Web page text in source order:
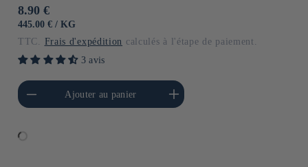
Prix
habituel
8.90 €
PRIX
445.00 € / PAR
KG
TTC. Frais d'expédition calculés à l'étape de paiement.
3 avis
quantité de Default
Title
Ajouter au panier
Augmenter la quantité de
Default Title